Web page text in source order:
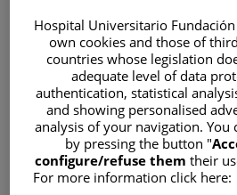
María Cañadas
y
Hospital Universitario Fundación
own cookies and those of
countries whose legislation
adequate level of data
authentication, statistical
and showing personalised
analysis of your navigation. You
by pressing the button "
configure/refuse them their
For more information click here: